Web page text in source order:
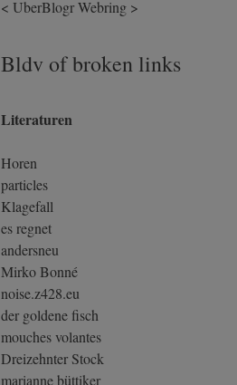
< UberBlogr Webring >
Bldv of broken links
Literaturen
Horen
particles
Klagefall
es regnet
andersneu
Mirko Bonné
noise.z428.eu
der goldene fisch
mouches volantes
Dreizehnter Stock
marianne büttiker